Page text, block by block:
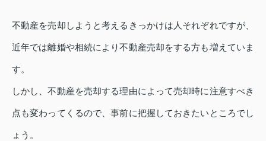
不動産を売却しようと考えるきっかけは人それぞれですが、
近年では離婚や相続により不動産売却をする方も増えていま
す。
しかし、不動産を売却する理由によって売却時に注意すべき
点も変わってくるので、事前に把握しておきたいところでし
ょう。